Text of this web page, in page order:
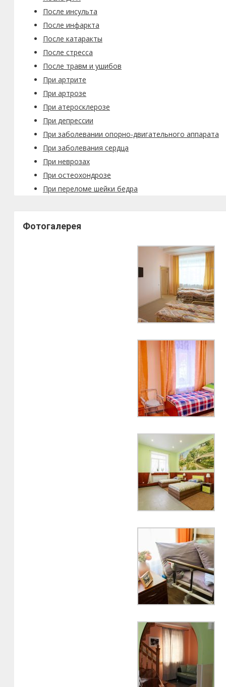
После инсульта
После инфаркта
После катаракты
После стресса
После травм и ушибов
При артрите
При артрозе
При атеросклерозе
При депрессии
При заболевании опорно-двигательного аппарата
При заболевания сердца
При неврозах
При остеохондрозе
При переломе шейки бедра
Фотогалерея